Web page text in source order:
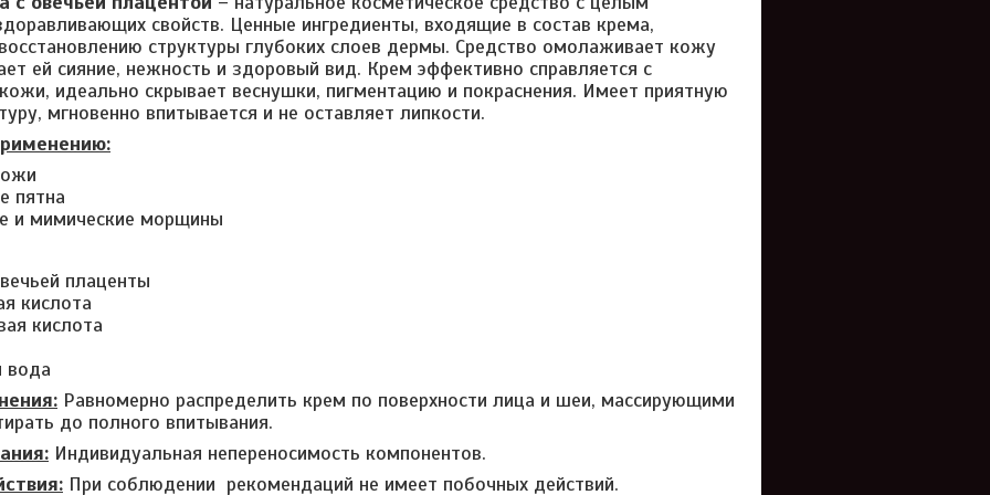
свойств. Ценные ингредиенты, входящие в состав крема,
структуры глубоких слоев дермы. Средство омолаживает кожу
ей сияние, нежность и здоровый вид. Крем эффективно справляется с
идеально скрывает веснушки, пигментацию и покраснения. Имеет приятную
мгновенно впитывается и не оставляет липкости.
пятна
и мимические морщины
плаценты
кислота
кислота
вода
Равномерно распределить крем по поверхности лица и шеи, массирующими
до полного впитывания.
Индивидуальная непереносимость компонентов.
При соблюдении рекомендаций не имеет побочных действий.